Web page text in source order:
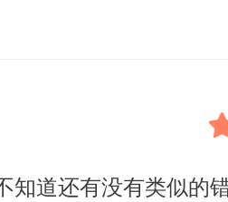
道还有没有类似的